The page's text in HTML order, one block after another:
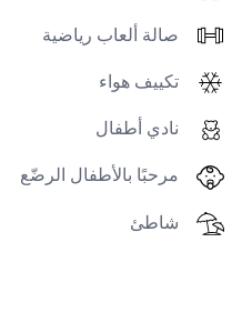
صالة ألعاب رياضية
تكييف هواء
نادي أطفال
مرحبًا بالأطفال الرضّع
شاطئ